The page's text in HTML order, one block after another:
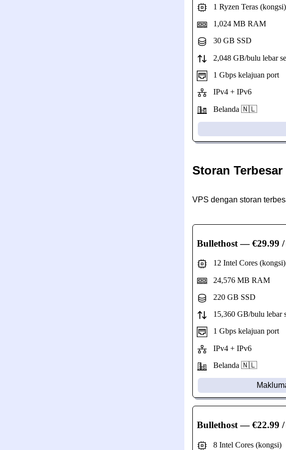
1 Ryzen Teras (kongsi)
1,024 MB RAM
30 GB SSD
2,048 GB/bulu lebar
1 Gbps kelajuan port
IPv4 + IPv6
Belanda 🇳🇱
Storan Terbesar
VPS dengan storan
Bullethost— €29.99 /
12 Intel Cores (kongsi)
24,576 MB RAM
220 GB SSD
15,360 GB/bulu lebar
1 Gbps kelajuan port
IPv4 + IPv6
Belanda 🇳🇱
Bullethost— €22.99 /
8 Intel Cores (kongsi)